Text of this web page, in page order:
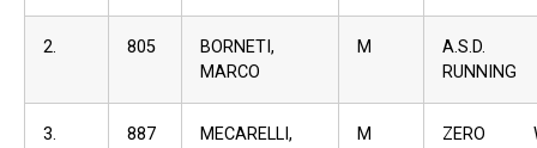
2. 805
BORNETI,
MARCO
M
A.S.D.
RUNNING
3. 887
MECARELLI,
M
ZERO